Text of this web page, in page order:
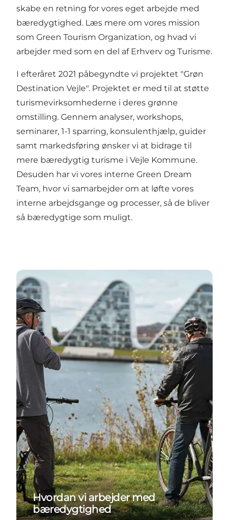
skabe en retning for vores eget arbejde med
bæredygtighed. Læs mere om vores mission
som Green Tourism Organization, og hvad vi
arbejder med som en del af Erhverv og Turisme.
I efteråret 2021 påbegyndte vi projektet "Grøn
Destination Vejle". Projektet er med til at støtte
turismevirksomhederne i deres grønne
omstilling. Gennem analyser, workshops,
seminarer, 1-1 sparring, konsulenthjælp, guider
samt markedsføring ønsker vi at bidrage til
mere bæredygtig turisme i Vejle Kommune.
Desuden har vi vores interne Green Dream
Team, hvor vi samarbejder om at løfte vores
interne arbejdsgange og processer, så de bliver
så bæredygtige som muligt.
Hvordan vi arbejder med bæredygtighed
Hvordan vi arbejder med
bæredygtighed